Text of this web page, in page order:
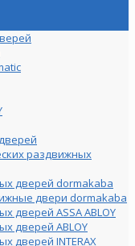
раздвижных
дверей dormakaba
двери dormakaba
дверей ASSA ABLOY
дверей ABLOY
дверей INTERAX